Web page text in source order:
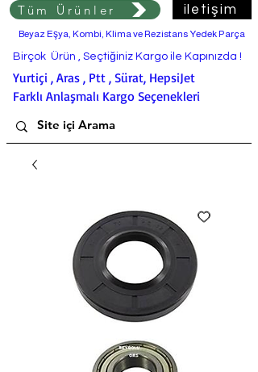
Tüm Ürünler
Beyaz Eşya, Kombi, Klima ve Rezistans Yedek Parça
iletişim
Birçok Ürün , Seçtiğiniz Kargo ile Kapınızda !
Yurtiçi , Aras , Ptt , Sürat, HepsiJet
Farklı Anlaşmalı Kargo Seçenekleri